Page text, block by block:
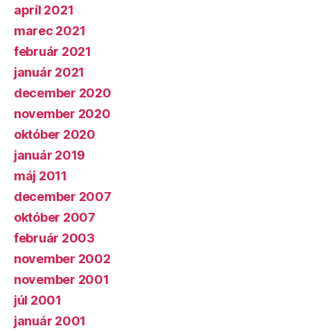
apríl 2021
marec 2021
február 2021
január 2021
december 2020
november 2020
október 2020
január 2019
máj 2011
december 2007
október 2007
február 2003
november 2002
november 2001
júl 2001
január 2001